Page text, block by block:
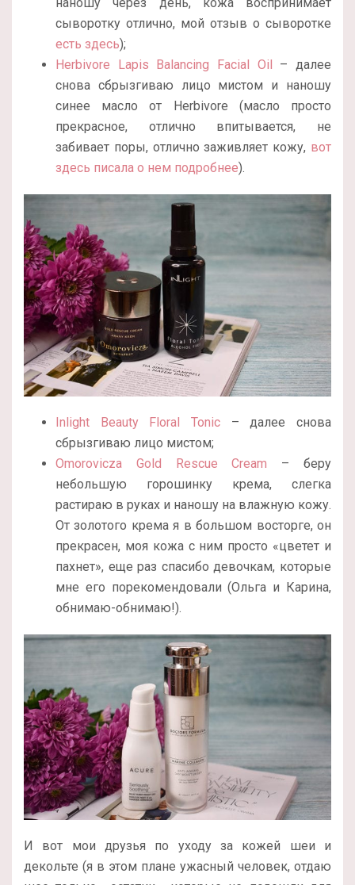
наношу через день, кожа воспринимает
сыворотку отлично, мой отзыв о сыворотке
есть здесь);
Herbivore Lapis Balancing Facial Oil
– далее
снова сбрызгиваю лицо мистом и наношу
синее масло от Herbivore (масло просто
прекрасное, отлично впитывается, не
забивает поры, отлично заживляет кожу, вот
здесь писала о нем подробнее).
Inlight Beauty Floral Tonic – далее снова
сбрызгиваю лицо мистом;
Omorovicza Gold Rescue Cream – беру
небольшую горошинку крема, слегка
растираю в руках и наношу на влажную кожу.
От золотого крема я в большом восторге, он
прекрасен, моя кожа с ним просто «цветет и
пахнет», еще раз спасибо девочкам, которые
мне его порекомендовали (Ольга и Карина,
обнимаю-обнимаю!).
И вот мои друзья по уходу за кожей шеи и
декольте (я в этом плане ужасный человек, отдаю